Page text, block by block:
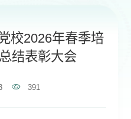
校2026年春季培
结表彰大会
391